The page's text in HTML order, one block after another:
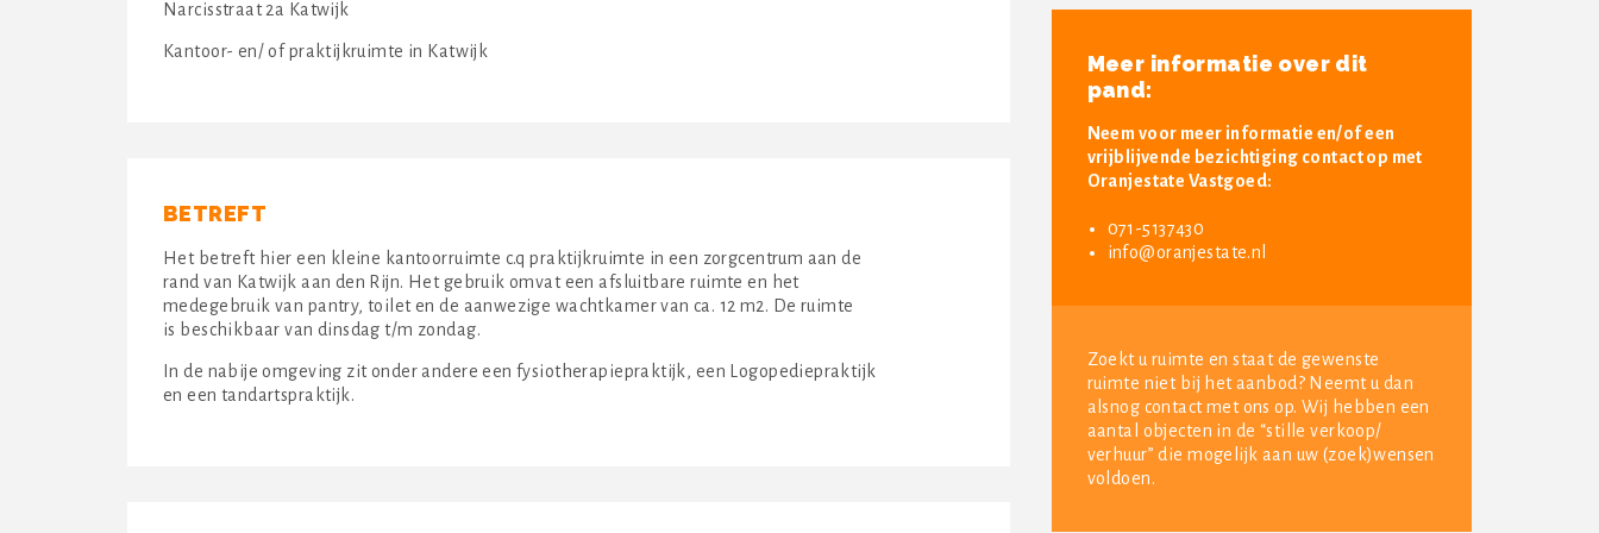
Narcisstraat 2a Katwijk
Kantoor- en/ of praktijkruimte in Katwijk
BETREFT
Het betreft hier een kleine kantoorruimte c.q praktijkruimte in een zorgcentrum aan de
rand van Katwijk aan den Rijn. Het gebruik omvat een afsluitbare ruimte en het
medegebruik van pantry, toilet en de aanwezige wachtkamer van ca. 12 m2. De ruimte
is beschikbaar van dinsdag t/m zondag.
In de nabije omgeving zit onder andere een fysiotherapiepraktijk, een Logopediepraktijk
en een tandartspraktijk.
Meer informatie over dit
pand:
Neem voor meer informatie en/of een
vrijblijvende bezichtiging contact op met
Oranjestate Vastgoed:
071-5137430
info@oranjestate.nl
Zoekt u ruimte en staat de gewenste
ruimte niet bij het aanbod? Neemt u dan
alsnog contact met ons op. Wij hebben een
aantal objecten in de “stille verkoop/
verhuur” die mogelijk aan uw (zoek)wensen
voldoen.